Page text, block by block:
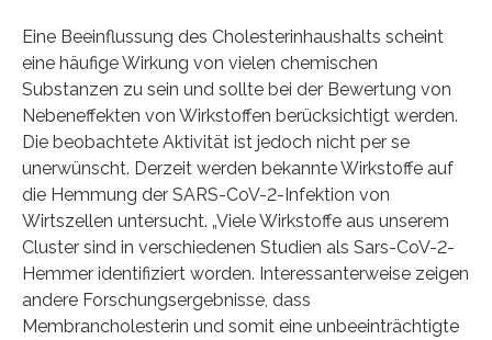
Eine Beeinflussung des Cholesterinhaushalts scheint
eine häufige Wirkung von vielen chemischen
Substanzen zu sein und sollte bei der Bewertung von
Nebeneffekten von Wirkstoffen berücksichtigt werden.
Die beobachtete Aktivität ist jedoch nicht per se
unerwünscht. Derzeit werden bekannte Wirkstoffe auf
die Hemmung der SARS-CoV-2-Infektion von
Wirtszellen untersucht. „Viele Wirkstoffe aus unserem
Cluster sind in verschiedenen Studien als Sars-CoV-2-
Hemmer identifiziert worden. Interessanterweise zeigen
andere Forschungsergebnisse, dass
Membrancholesterin und somit eine unbeeinträchtigte